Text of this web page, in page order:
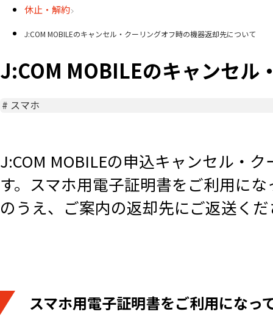
休止・解約
J:COM MOBILEのキャンセル・クーリングオフ時の機器返却先について
J:COM MOBILEのキャンセル
# スマホ
​J:COM MOBILEの申込キャンセル・
す。スマホ用電子証明書をご利用に
のうえ、ご案内の返却先にご返送く
スマホ用電子証明書をご利用になっ